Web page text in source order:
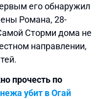
его обнаружил
Романа, 28-
Сторми дома не
направлении,
прочесть по
убит в Огай